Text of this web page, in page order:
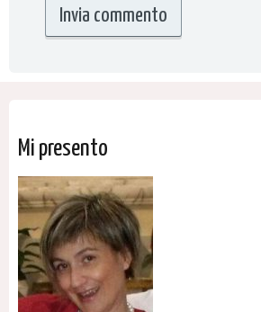
Mi presento